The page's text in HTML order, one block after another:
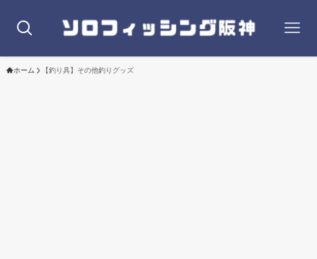
ホーム 【釣り具】その他釣りグッズ